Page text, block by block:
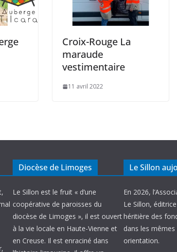
Croix-Rouge La
maraude
vestimentaire
11 avril 2022
Diocèse de Limoges
Le Sillon est le fruit « d’une
coopérative de paroisses du
diocèse de Limoges », il est ouvert
à la vie locale en Haute-Vienne et
en Creuse. Il est enraciné dans
Le Sillon
En 2026,
Le Sillon,
héritière des
dans les
orientation.